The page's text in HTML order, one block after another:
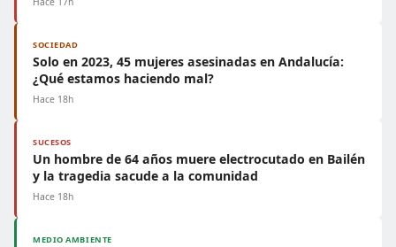
SOCIEDAD
Solo en 2023, 45 mujeres asesinadas en Andalucía:
¿Qué estamos haciendo mal?
Hace 18h
SUCESOS
Un hombre de 64 años muere electrocutado en Bailén
y la tragedia sacude a la comunidad
Hace 18h
MEDIO AMBIENTE